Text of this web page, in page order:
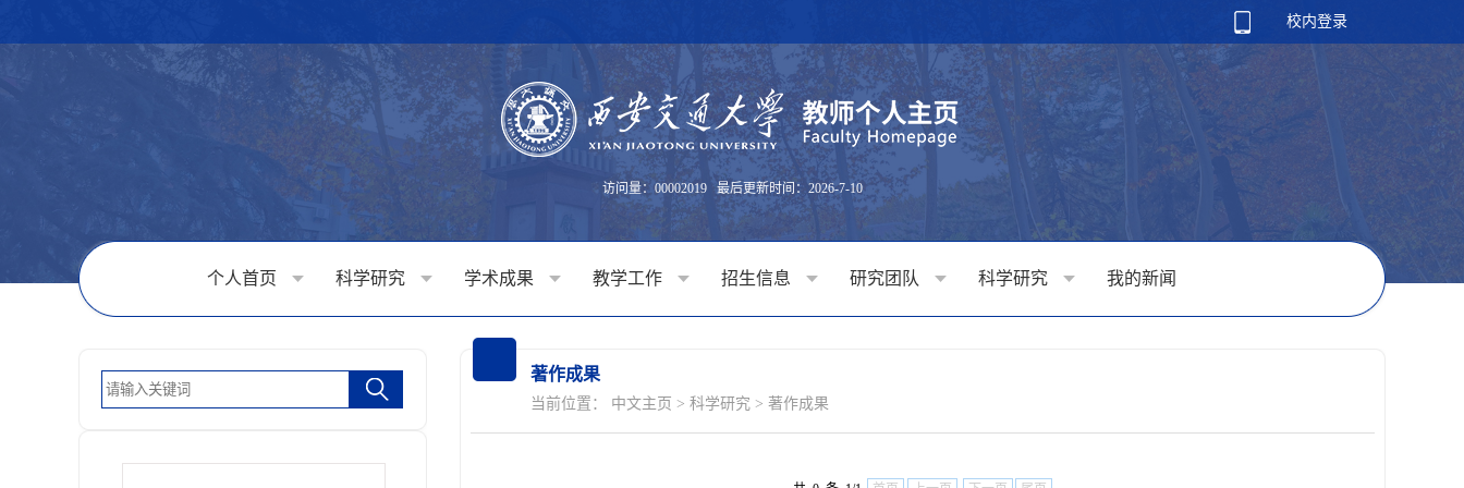
校内登录
访问量：00002019 最后更新时间： 2026-7-10
个人首页 科学研究 学术成果 教学工作 招生信息 研究团队 科学研究 我的新闻
著作成果
当前位置： 中文主页 > 科学研究 > 著作成果